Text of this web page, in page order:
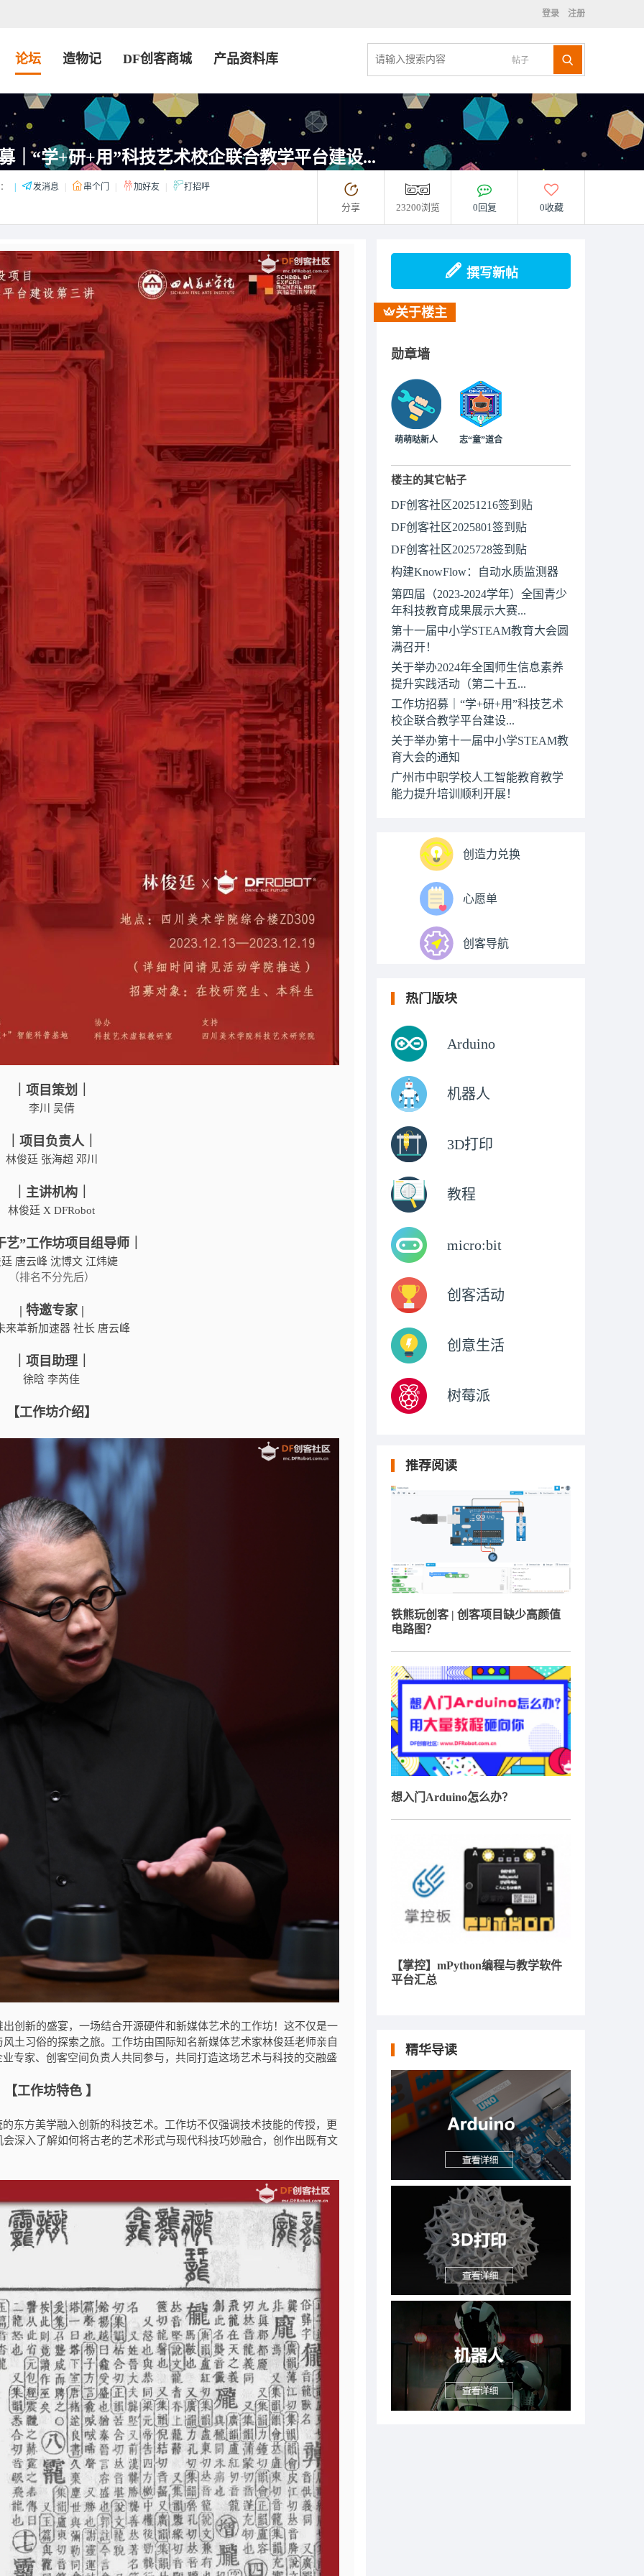
登录 注册
帖子
论坛 造物记 DF创客商城 产品资料库
｜“学+研+用”科技艺术校企联合教学平台建设...
发消息 串个门 加好友 打招呼
分享 23200浏览 0回复 0收藏
｜项目策划｜
李川 吴倩
｜项目负责人｜
林俊廷 张海超 邓川
｜主讲机构｜
林俊廷 X DFRobot
艺”工作坊项目组导师｜
唐云峰 沈博文 江炜婕
（排名不分先后）
| 特邀专家 |
来革新加速器 社长 唐云峰
｜项目助理｜
徐晗 李芮佳
【工作坊介绍】
创新的盛宴，一场结合开源硬件和新媒体艺术的工作坊！这不仅是一
土习俗的探索之旅。工作坊由国际知名新媒体艺术家林俊廷老师亲自
专家、创客空间负责人共同参与，共同打造这场艺术与科技的交融盛
【工作坊特色 】
东方美学融入创新的科技艺术。工作坊不仅强调技术技能的传授，更
深入了解如何将古老的艺术形式与现代科技巧妙融合，创作出既有文
撰写新帖
关于楼主
勋章墙
萌萌哒新人 志“童”道合
楼主的其它帖子
DF创客社区20251216签到贴
DF创客社区2025801签到贴
DF创客社区2025728签到贴
构建KnowFlow：自动水质监测器
第四届（2023-2024学年）全国青少
年科技教育成果展示大赛...
第十一届中小学STEAM教育大会圆
满召开！
关于举办2024年全国师生信息素养
提升实践活动（第二十五...
工作坊招募｜“学+研+用”科技艺术
校企联合教学平台建设...
关于举办第十一届中小学STEAM教
育大会的通知
广州市中职学校人工智能教育教学
能力提升培训顺利开展！
创造力兑换
心愿单
创客导航
热门版块
Arduino
机器人
3D打印
教程
micro:bit
创客活动
创意生活
树莓派
推荐阅读
铁熊玩创客 | 创客项目缺少高颜值
电路图？
想入门Arduino怎么办？
【掌控】mPython编程与教学软件
平台汇总
精华导读